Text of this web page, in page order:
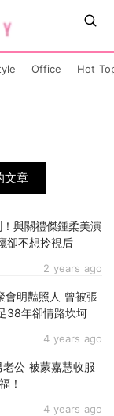
Office Hot
文章
2 years ago
與關禮傑鍾柔美演
卻不想拎視后
4 years ago
會明豔照人 曾被張
38年卻情路坎坷
4 years ago
公 被蒙嘉慧收服
！